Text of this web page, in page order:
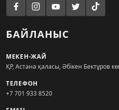
БАЙЛАНЫС
МЕКЕН-ЖАЙ
ҚР, Астана қаласы, Әбікен Бектұров
ТЕЛЕФОН
+7 701 933 8520